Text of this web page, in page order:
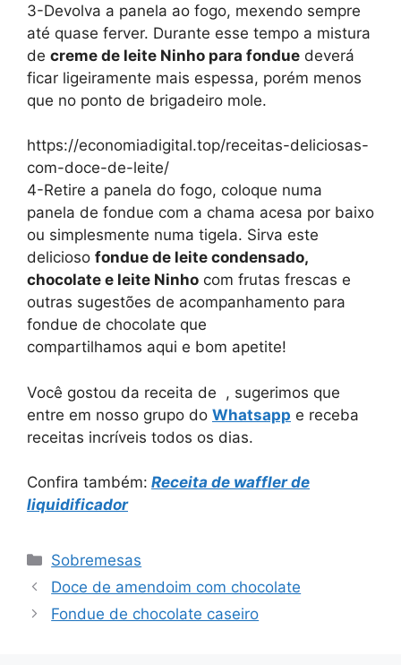
3-Devolva a panela ao fogo, mexendo sempre
até quase ferver. Durante esse tempo a mistura
de creme de leite Ninho para fondue deverá
ficar ligeiramente mais espessa, porém menos
que no ponto de brigadeiro mole.
https://economiadigital.top/receitas-deliciosas-
com-doce-de-leite/
4-Retire a panela do fogo, coloque numa
panela de fondue com a chama acesa por baixo
ou simplesmente numa tigela. Sirva este
delicioso fondue de leite condensado,
chocolate e leite Ninho com frutas frescas e
outras sugestões de acompanhamento para
fondue de chocolate que
compartilhamos aqui e bom apetite!
Você gostou da receita de , sugerimos que
entre em nosso grupo do Whatsapp e receba
receitas incríveis todos os dias.
Confira também: Receita de waffler de
liquidificador
Categorias
Sobremesas
Doce de amendoim com chocolate
Fondue de chocolate caseiro